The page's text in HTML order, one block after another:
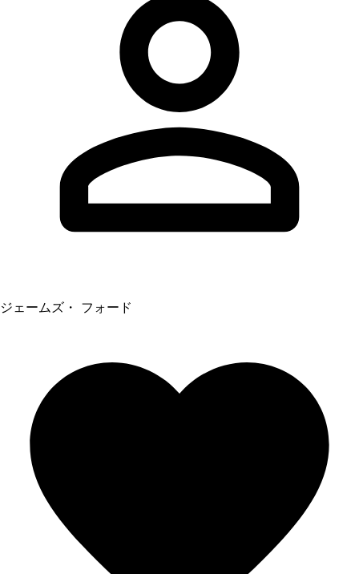
ジェームズ・ フォード